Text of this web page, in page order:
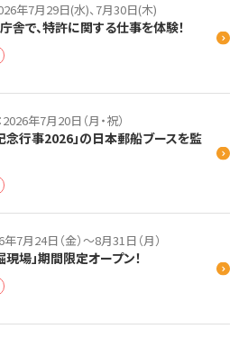
年7月29日(水)、7月30日(木)
舎で、特許に関する仕事を体験！
年7月20日（月・祝）
念行事2026」の日本郵船ブースを監
7月24日（金）～8月31日（月）
現場」期間限定オープン！